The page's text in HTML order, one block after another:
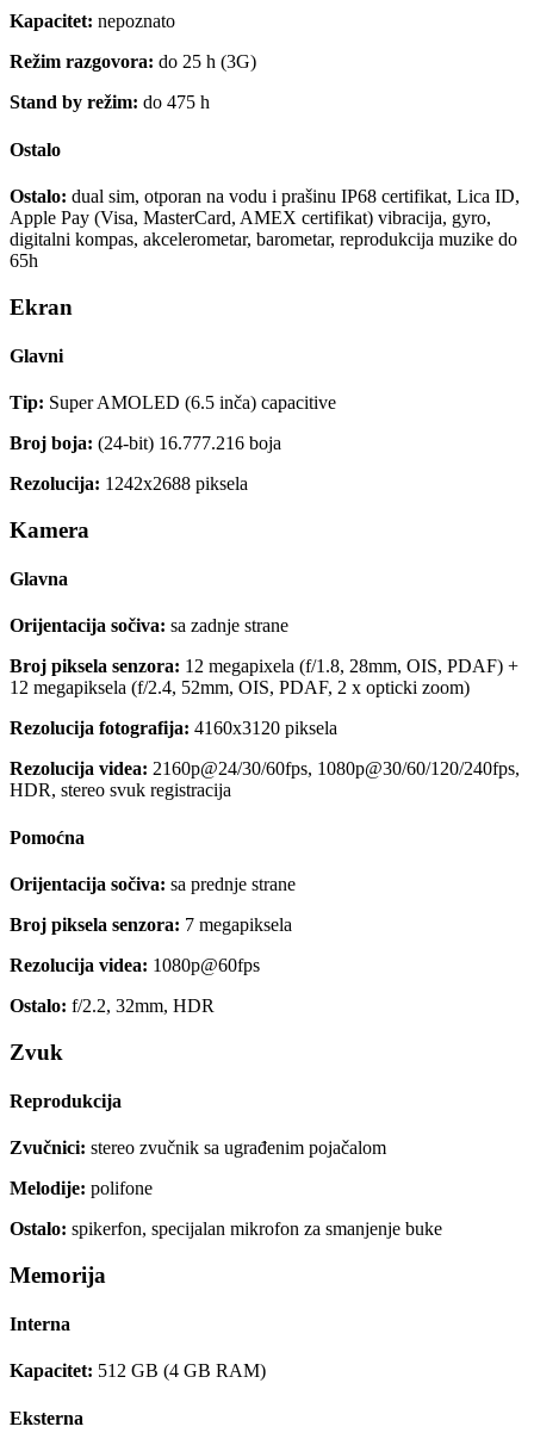
Kapacitet: nepoznato
Režim razgovora: do 25 h (3G)
Stand by režim: do 475 h
Ostalo
Ostalo: dual sim, otporan na vodu i prašinu IP68 certifikat, Lica ID,
Apple Pay (Visa, MasterCard, AMEX certifikat) vibracija, gyro,
digitalni kompas, akcelerometar, barometar, reprodukcija muzike do
65h
Ekran
Glavni
Tip: Super AMOLED (6.5 inča) capacitive
Broj boja: (24-bit) 16.777.216 boja
Rezolucija: 1242x2688 piksela
Kamera
Glavna
Orijentacija sočiva: sa zadnje strane
Broj piksela senzora: 12 megapixela (f/1.8, 28mm, OIS, PDAF) +
12 megapiksela (f/2.4, 52mm, OIS, PDAF, 2 x opticki zoom)
Rezolucija fotografija: 4160x3120 piksela
Rezolucija videa: 2160p@24/30/60fps, 1080p@30/60/120/240fps,
HDR, stereo svuk registracija
Pomoćna
Orijentacija sočiva: sa prednje strane
Broj piksela senzora: 7 megapiksela
Rezolucija videa: 1080p@60fps
Ostalo: f/2.2, 32mm, HDR
Zvuk
Reprodukcija
Zvučnici: stereo zvučnik sa ugrađenim pojačalom
Melodije: polifone
Ostalo: spikerfon, specijalan mikrofon za smanjenje buke
Memorija
Interna
Kapacitet: 512 GB (4 GB RAM)
Eksterna